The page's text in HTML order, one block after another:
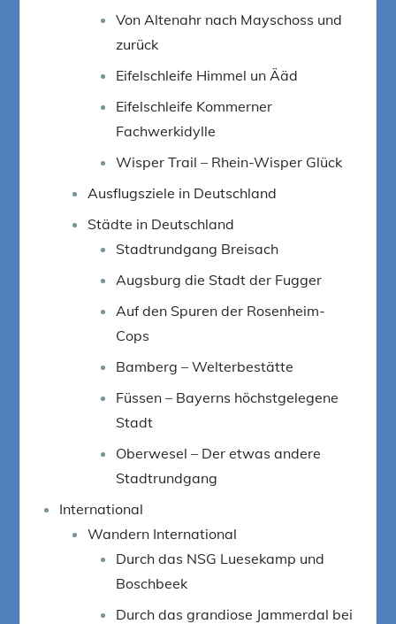
Von Altenahr nach Mayschoss und
zurück
Eifelschleife Himmel un Ääd
Eifelschleife Kommerner
Fachwerkidylle
Wisper Trail – Rhein-Wisper Glück
Ausflugsziele in Deutschland
Städte in Deutschland
Stadtrundgang Breisach
Augsburg die Stadt der Fugger
Auf den Spuren der Rosenheim-
Cops
Bamberg – Welterbestätte
Füssen – Bayerns höchstgelegene
Stadt
Oberwesel – Der etwas andere
Stadtrundgang
International
Wandern International
Durch das NSG Luesekamp und
Boschbeek
Durch das grandiose Jammerdal bei